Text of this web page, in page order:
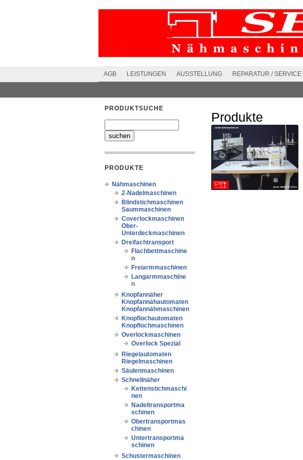
AGB LEISTUNGEN AUSSTELLUNG REPARATUR / SERVICE
PRODUKTSUCHE
PRODUKTE
Nähmaschinen
2-Nadelmaschinen
Blindstichmaschinen
Saummaschinen
Coverlockmaschinen
Ober-
Unterdeckmaschinen
Dreifachtransport
Flachbettmaschine
n
Freiarmmaschinen
Langarmmaschine
n
Knopfannäher
Knopfannähautomaten
Knopfannähmaschinen
Knopflochautomaten
Knopflochmaschinen
Overlockmaschinen
Overlock Spezial
Riegelautomaten
Riegelmaschinen
Säulenmaschinen
Schnellnäher
Kettenstichmaschi
nen
Nadeltransportma
schinen
Obertransportmas
chinen
Untertransportma
schinen
Schustermaschinen
Produkte